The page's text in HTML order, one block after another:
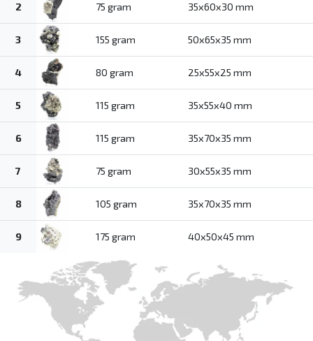
2 75 gram 35x60x30 mm
3 155 gram 50x65x35 mm
4 80 gram 25x55x25 mm
5 115 gram 35x55x40 mm
6 115 gram 35x70x35 mm
7 75 gram 30x55x35 mm
8 105 gram 35x70x35 mm
9 175 gram 40x50x45 mm